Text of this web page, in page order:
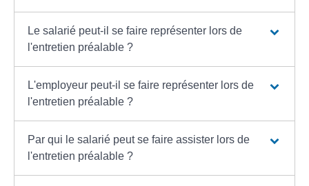
Le salarié peut-il se faire représenter lors de
l'entretien préalable ?
L'employeur peut-il se faire représenter lors de
l'entretien préalable ?
Par qui le salarié peut se faire assister lors de
l'entretien préalable ?